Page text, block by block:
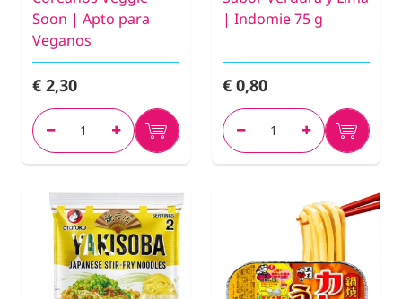
Soon | Apto para
Veganos
€ 2,30
| Indomie 75 g
€ 0,80